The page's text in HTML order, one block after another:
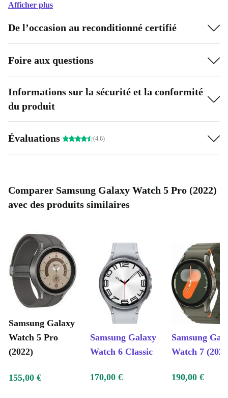
Afficher plus
De l’occasion au reconditionné certifié
Foire aux questions
Informations sur la sécurité et la conformité
du produit
Évaluations (4.6)
Comparer Samsung Galaxy Watch 5 Pro (2022)
avec des produits similaires
Samsung Galaxy
Watch 5 Pro
(2022)
Samsung Galaxy
Watch 6 Classic
Samsung
Watch 7
155,00 € 170,00 € 190,00 €